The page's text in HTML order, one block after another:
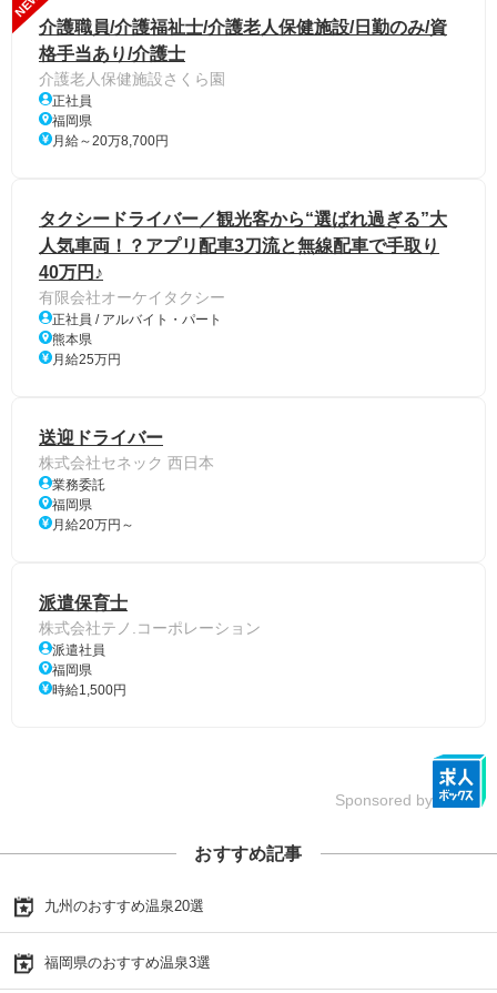
介護職員/介護福祉士/介護老人保健施設/日勤のみ/資
格手当あり/介護士
介護老人保健施設さくら園
正社員
福岡県
月給～20万8,700円
タクシードライバー／観光客から“選ばれ過ぎる”大
人気車両！？アプリ配車3刀流と無線配車で手取り
40万円♪
有限会社オーケイタクシー
正社員 / アルバイト・パート
熊本県
月給25万円
送迎ドライバー
株式会社セネック 西日本
業務委託
福岡県
月給20万円～
派遣保育士
株式会社テノ.コーポレーション
派遣社員
福岡県
時給1,500円
Sponsored by
おすすめ記事
九州のおすすめ温泉20選
福岡県のおすすめ温泉3選